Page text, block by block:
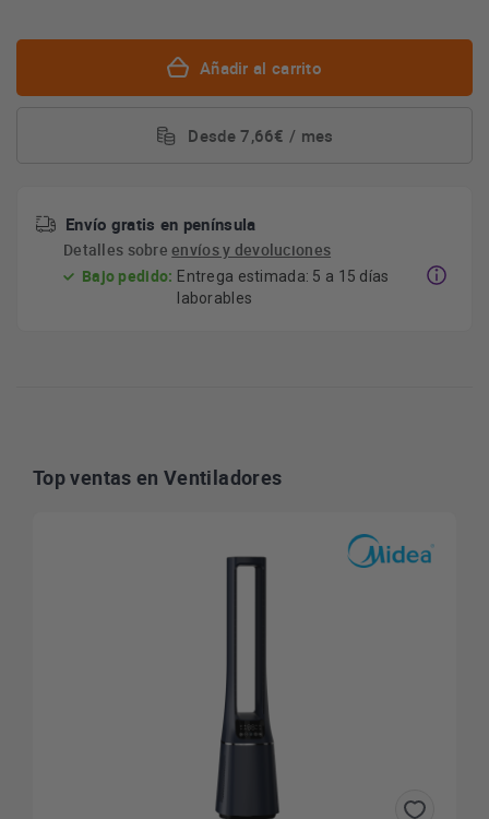
Añadir al carrito
Desde 7,66€ / mes
Envío gratis en península
Detalles sobreenvíos y devoluciones
Bajo pedido: Entrega estimada: 5 a 15 días
laborables
Top ventas en Ventiladores